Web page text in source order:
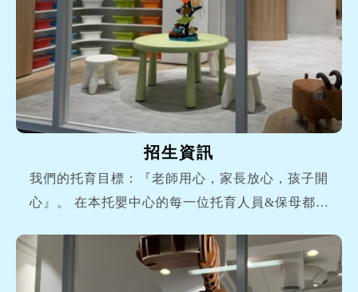
招生資訊
我們的托育目標：『老師用心，家長放心，孩子開
心』。 在本托嬰中心的每一位托育人員&保母都是